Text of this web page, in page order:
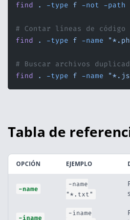
find . -type f -not -path
# Contar líneas de código
find . -type f -name
# Buscar archivos
find . -type f -name
Tabla de
OPCIÓN EJEMPLO
-name
-name
"*.txt"
-iname
-iname